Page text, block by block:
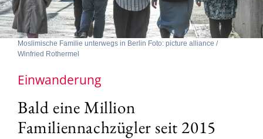
Moslimische Familie unterwegs in Berlin Foto: picture alliance /
Winfried Rothermel
Einwanderung
Bald eine Million
Familiennachzügler seit 2015